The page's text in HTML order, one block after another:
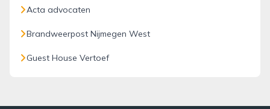
Acta advocaten
Brandweerpost Nijmegen West
Guest House Vertoef